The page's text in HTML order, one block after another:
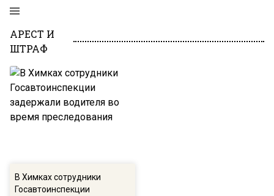
АРЕСТ И
ШТРАФ
В Химках сотрудники
Госавтоинспекции